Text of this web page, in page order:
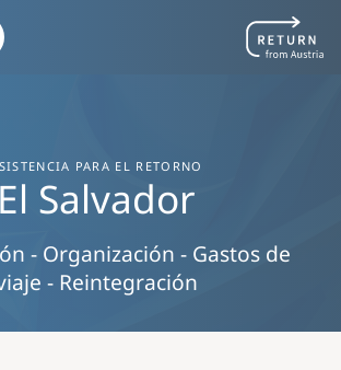
PARA EL RETORNO
El Salvador
- Organización - Gastos de
- Reintegración